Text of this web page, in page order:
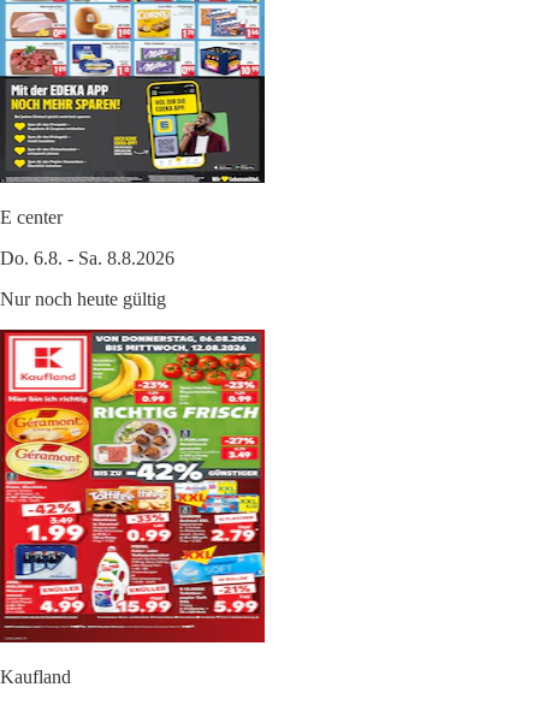
E center
Do. 6.8. - Sa. 8.8.2026
Nur noch heute gültig
Kaufland